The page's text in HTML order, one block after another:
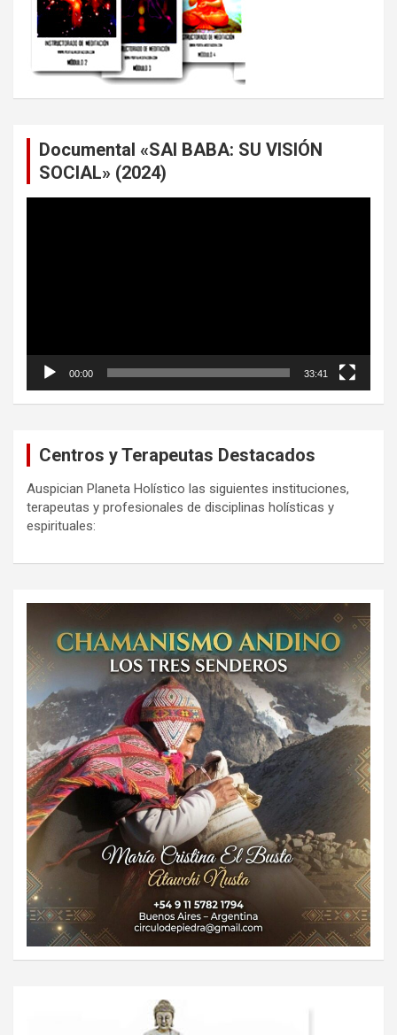
Documental «SAI BABA: SU VISIÓN
SOCIAL» (2024)
00:00 33:41
Centros y Terapeutas Destacados
Auspician Planeta Holístico las siguientes instituciones,
terapeutas y profesionales de disciplinas holísticas y
espirituales: